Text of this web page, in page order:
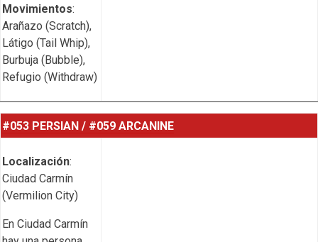
Movimientos:
Arañazo (Scratch),
Látigo (Tail Whip),
Burbuja (Bubble),
Refugio (Withdraw)
#053 PERSIAN / #059 ARCANINE
Localización:
Ciudad Carmín
(Vermilion City)
En Ciudad Carmín